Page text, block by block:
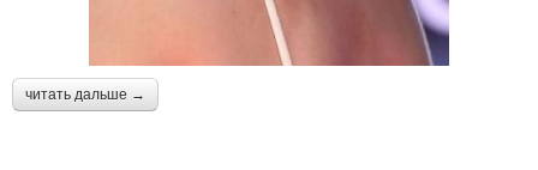
читать дальше →